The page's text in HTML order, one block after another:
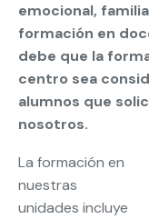
emocional,
formación en
debe que la
centro sea
alumnos que
nosotros.
La formación en
nuestras
unidades incluye